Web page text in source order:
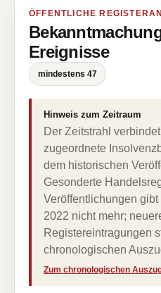
ÖFFENTLICHE
Ereignisse
mindestens 47
Hinweis zum Zeitraum
Der Zeitstrahl
zugeordnete
dem historischen
Gesonderte
Veröffentlichungen
2022 nicht mehr;
Registereintragungen
chronologischen
Zum chronologischen